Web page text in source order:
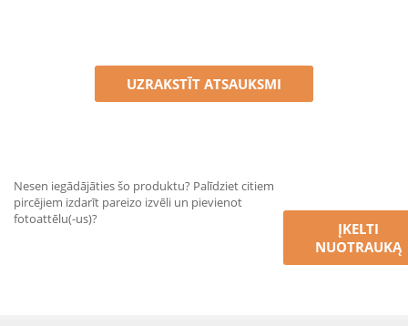
UZRAKSTĪT ATSAUKSMI
Nesen iegādājāties šo produktu? Palīdziet citiem
pircējiem izdarīt pareizo izvēli un pievienot
fotoattēlu(-us)?
ĮKELTI
NUOTRAUKĄ